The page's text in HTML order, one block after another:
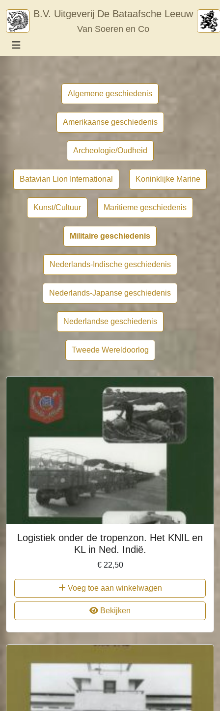
content
B.V. Uitgeverij De Bataafsche Leeuw
Van Soeren en Co
Algemene geschiedenis
Amerikaanse geschiedenis
Archeologie/Oudheid
Batavian Lion International Koninklijke Marine
Kunst/Cultuur Maritieme geschiedenis
Militaire geschiedenis
Nederlands-Indische geschiedenis
Nederlands-Japanse geschiedenis
Nederlandse geschiedenis
Tweede Wereldoorlog
Logistiek onder de tropenzon. Het KNIL en
KL in Ned. Indië.
€22,50
Voeg toe aan winkelwagen
Bekijken